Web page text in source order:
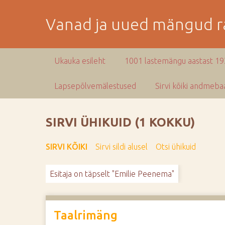
Vanad ja uued mängud
Ukauka esileht 1001 lastemängu aastast
Lapsepõlvemälestused Sirvi kõiki
SIRVI ÜHIKUID (1 KOKKU)
SIRVI KÕIKI Sirvi sildi alusel Otsi ühikuid
Esitaja on täpselt "Emilie Peenema"
Taalrimäng